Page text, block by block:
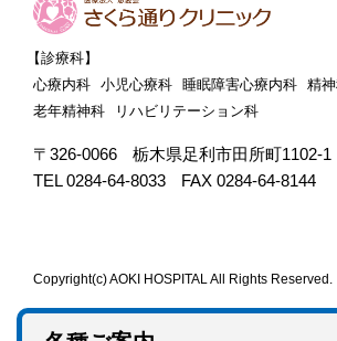
【診療科】
心療内科 小児心療科 睡眠障害心療内科 精
老年精神科
リハビリテーション科
〒326-0066
栃木県足利市田所町1102-1
TEL 0284-64-8033
FAX 0284-64-8144
Copyright(c) AOKI HOSPITAL All Rights Reserved.